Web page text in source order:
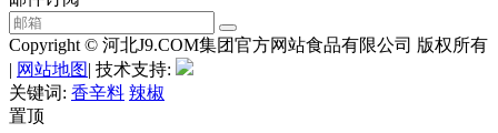
Copyright © 河北J9.COM集团官方网站食品有限公司 版权所有
| 网站地图| 技术支持:
关键词: 香辛料 辣椒
置顶